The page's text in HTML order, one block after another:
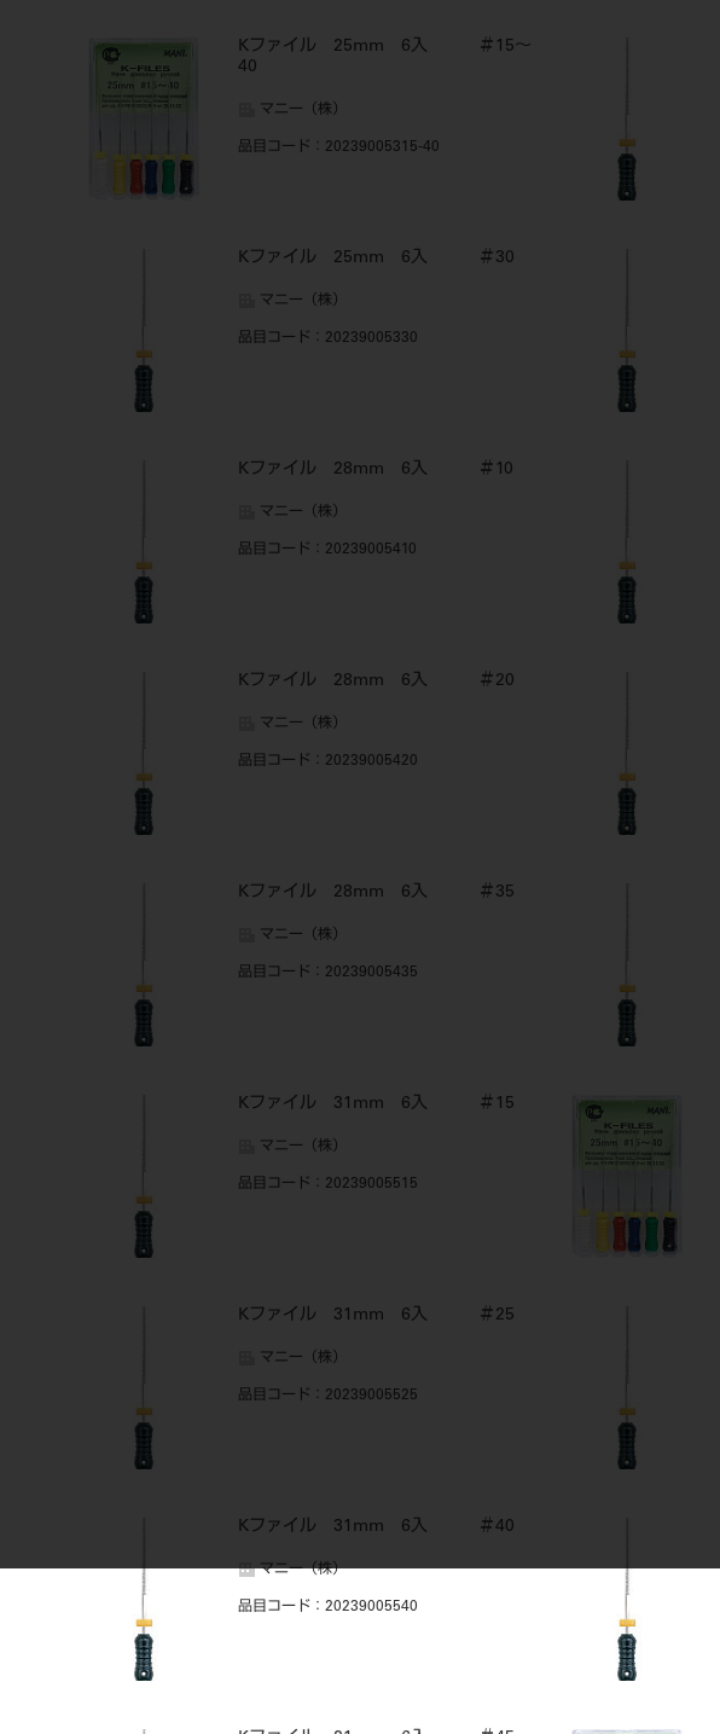
Kファイル 25mm 6入 ＃15～
40
マニー（株）
品目コード ：20239005315-40
Kファイル 25mm 6入 ＃30
マニー（株）
品目コード ：20239005330
Kファイル 28mm 6入 ＃10
マニー（株）
品目コード ：20239005410
Kファイル 28mm 6入 ＃20
マニー（株）
品目コード ：20239005420
Kファイル 28mm 6入 ＃35
マニー（株）
品目コード ：20239005435
Kファイル 31mm 6入 ＃15
マニー（株）
品目コード ：20239005515
Kファイル 31mm 6入 ＃25
マニー（株）
品目コード ：20239005525
Kファイル 31mm 6入 ＃40
マニー（株）
品目コード ：20239005540